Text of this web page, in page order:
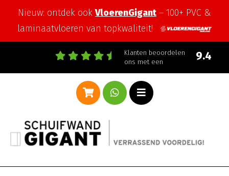
Nieuw: ontdek ookVloerenGigant – 100+ PVC &
laminaatvloeren van topkwaliteit!
Klanten beoordelen
ons met een
9.4